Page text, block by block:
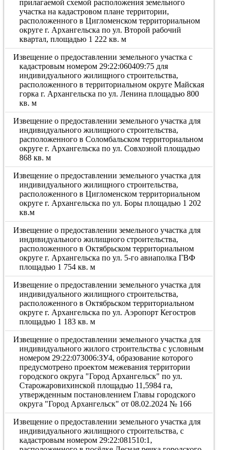
прилагаемой схемой расположения земельного
участка на кадастровом плане территории,
расположенного в Цигломенском территориальном
округе г. Архангельска по ул. Второй рабочий
квартал, площадью 1 222 кв. м
Извещение о предоставлении земельного участка с
кадастровым номером 29:22:060409:75 для
индивидуального жилищного строительства,
расположенного в территориальном округе Майская
горка г. Архангельска по ул. Ленина площадью 800
кв. м
Извещение о предоставлении земельного участка для
индивидуального жилищного строительства,
расположенного в Соломбальском территориальном
округе г. Архангельска по ул. Совхозной площадью
868 кв. м
Извещение о предоставлении земельного участка для
индивидуального жилищного строительства,
расположенного в Цигломенском территориальном
округе г. Архангельска по ул. Боры площадью 1 202
кв.м
Извещение о предоставлении земельного участка для
индивидуального жилищного строительства,
расположенного в Октябрьском территориальном
округе г. Архангельска по ул. 5-го авиаполка ГВФ
площадью 1 754 кв. м
Извещение о предоставлении земельного участка для
индивидуального жилищного строительства,
расположенного в Октябрьском территориальном
округе г. Архангельска по ул. Аэропорт Кегостров
площадью 1 183 кв. м
Извещение о предоставлении земельного участка для
индивидуального жилого строительства с условным
номером 29:22:073006:ЗУ4, образование которого
предусмотрено проектом межевания территории
городского округа "Город Архангельск" по ул.
Старожаровихинской площадью 11,5984 га,
утвержденным постановлением Главы городского
округа "Город Архангельск" от 08.02.2024 № 166
Извещение о предоставлении земельного участка для
индивидуального жилищного строительства, с
кадастровым номером 29:22:081510:1,